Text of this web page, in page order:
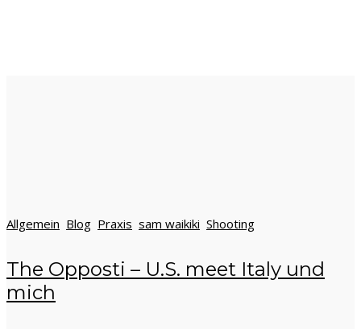
Allgemein Blog Praxis sam waikiki Shooting
The Opposti – U.S. meet Italy und
mich